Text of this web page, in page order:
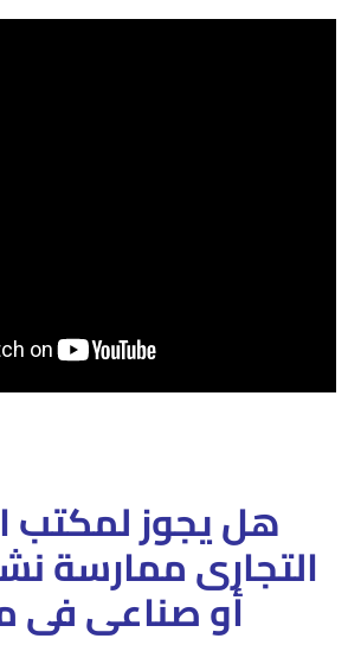
هل يجوز لمكتب
التجارى ممارسة
أو صناعى فى